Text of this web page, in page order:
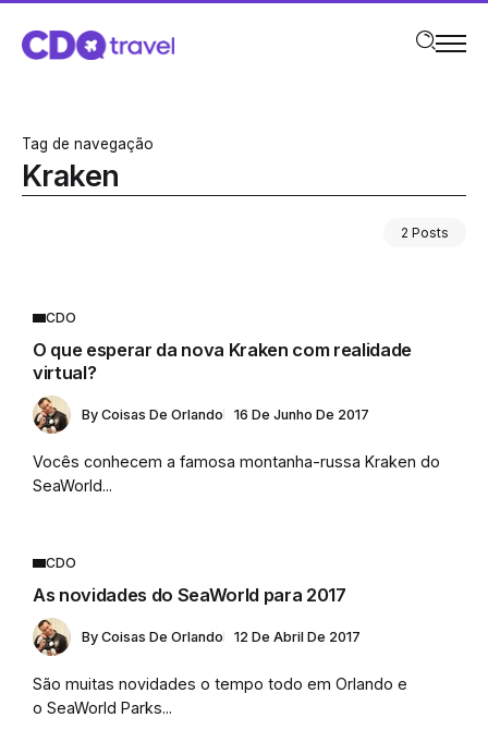
Tag de navegação
Kraken
2 Posts
CDO
O que esperar da nova Kraken com realidade
virtual?
By Coisas De Orlando 16 De Junho De 2017
Vocês conhecem a famosa montanha-russa Kraken do
SeaWorld...
CDO
As novidades do SeaWorld para 2017
By Coisas De Orlando 12 De Abril De 2017
São muitas novidades o tempo todo em Orlando e
o SeaWorld Parks...